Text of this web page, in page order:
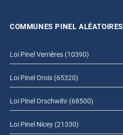
COMMUNES PINEL ALÉATOIRES
Loi Pinel Verrières (10390)
Loi Pinel Oroix (65320)
Loi Pinel Orschwihr (68500)
Loi Pinel Nicey (21330)